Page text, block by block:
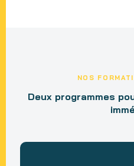
NOS
Deux programmes